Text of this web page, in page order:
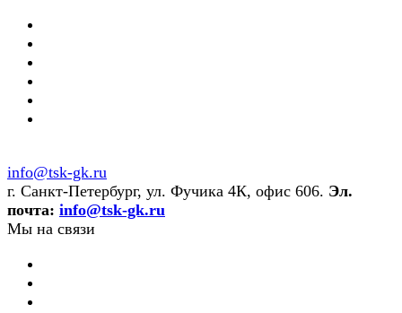
info@tsk-gk.ru
г. Санкт-Петербург, ул. Фучика 4К, офис 606. Эл.
почта: info@tsk-gk.ru
Мы на связи